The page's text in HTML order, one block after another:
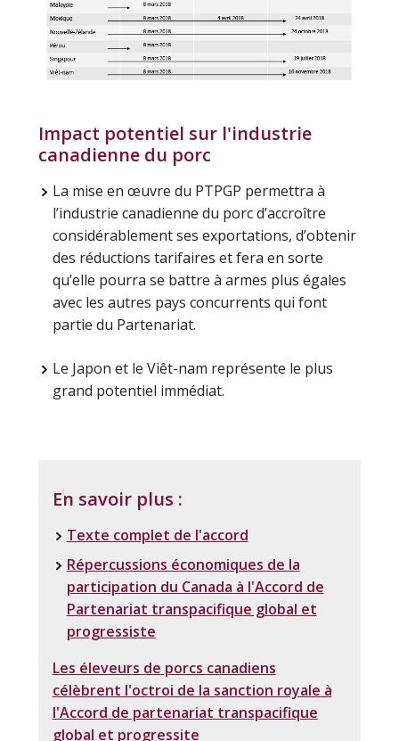
Impact potentiel sur l'industrie
canadienne du porc
La mise en œuvre du PTPGP permettra à
l’industrie canadienne du porc d’accroître
considérablement ses exportations, d’obtenir
des réductions tarifaires et fera en sorte
qu’elle pourra se battre à armes plus égales
avec les autres pays concurrents qui font
partie du Partenariat.
Le Japon et le Viêt-nam représente le plus
grand potentiel immédiat.
En savoir plus :
Texte complet de l'accord
Répercussions économiques de la
participation du Canada à l'Accord de
Partenariat transpacifique global et
progressiste
Les éleveurs de porcs canadiens
célèbrent l'octroi de la sanction royale à
l'Accord de partenariat transpacifique
global et progressite